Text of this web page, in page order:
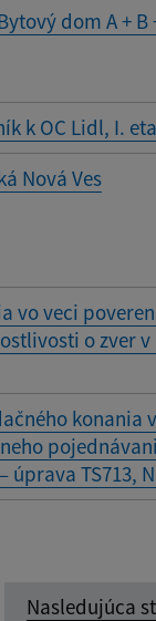
dom A +
k OC Lidl, I.
Nová Ves
vo veci
o zver
konania
úprava TS713,
Nasledujúca